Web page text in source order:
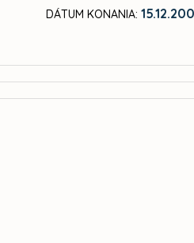
DÁTUM KONANIA: